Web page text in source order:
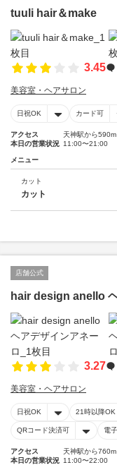
tuuli hair＆make
3.45
美容室・ヘアサロン
日祝OK カード可
アクセス
天神駅から590m
本日の営業状況 11:00〜21:00
メニュー
カット
カット
店舗公式
hair design anello
3.27
美容室・ヘアサロン
日祝OK 21時以降OK
QRコード決済可 電
アクセス
天神駅から760m
本日の営業状況 11:00〜22:00